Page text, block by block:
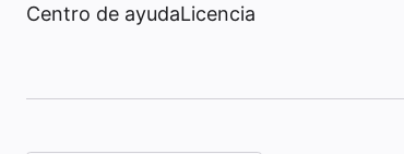
Centro de ayudaLicencia